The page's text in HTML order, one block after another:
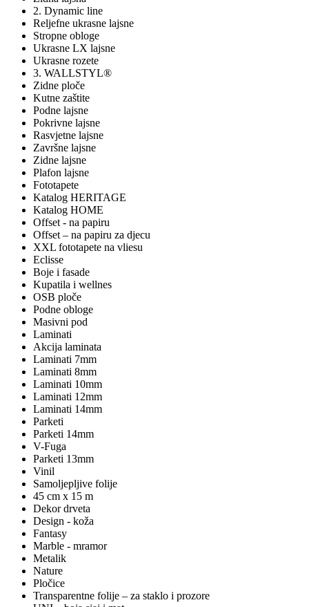
2. Dynamic line
Reljefne ukrasne lajsne
Stropne obloge
Ukrasne LX lajsne
Ukrasne rozete
3. WALLSTYL®
Zidne ploče
Kutne zaštite
Podne lajsne
Pokrivne lajsne
Rasvjetne lajsne
Završne lajsne
Zidne lajsne
Plafon lajsne
Fototapete
Katalog HERITAGE
Katalog HOME
Offset - na papiru
Offset – na papiru za djecu
XXL fototapete na vliesu
Eclisse
Boje i fasade
Kupatila i wellnes
OSB ploče
Podne obloge
Masivni pod
Laminati
Akcija laminata
Laminati 7mm
Laminati 8mm
Laminati 10mm
Laminati 12mm
Laminati 14mm
Parketi
Parketi 14mm
V-Fuga
Parketi 13mm
Vinil
Samoljepljive folije
45 cm x 15 m
Dekor drveta
Design - koža
Fantasy
Marble - mramor
Metalik
Nature
Pločice
Transparentne folije – za staklo i prozore